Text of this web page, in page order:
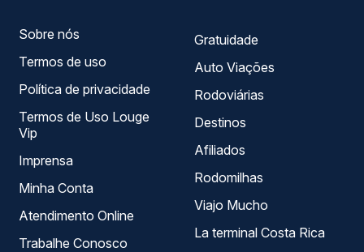
Sobre nós
Termos de uso
Política de privacidade
Termos de Uso Louge
Vip
Imprensa
Minha Conta
Atendimento Online
Trabalhe Conosco
Gratuidade
Auto Viações
Rodoviárias
Destinos
Afiliados
Rodomilhas
Viajo Mucho
La terminal Costa Rica